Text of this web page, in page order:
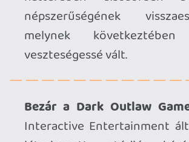
Pixomondót is.
Jön az EverQuest Legends.
megközelítéssel hozza el az MMORPG
műfaj úttörőjét, a Legends ugyanis